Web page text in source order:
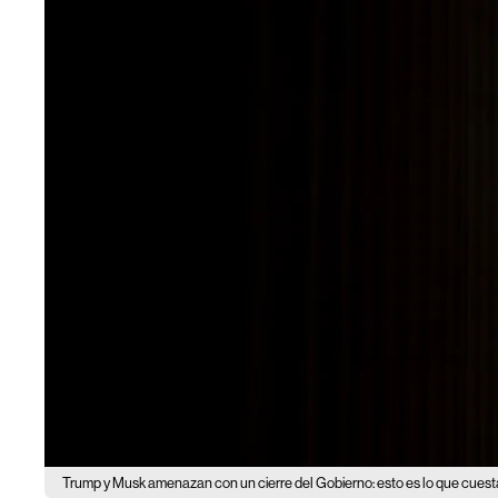
Trump y Musk amenazan con un cierre del Gobierno: esto es lo que